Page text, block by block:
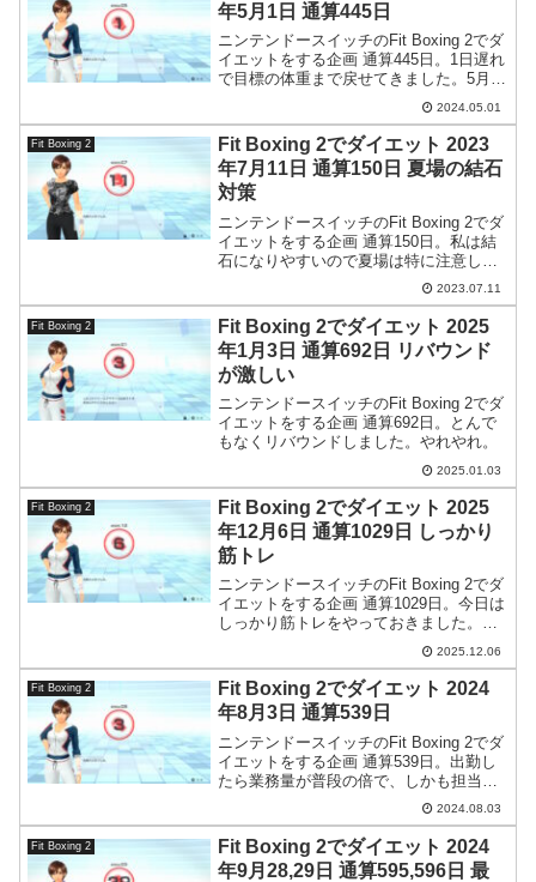
年5月1日 通算445日
ニンテンドースイッチのFit Boxing 2でダ
イエットをする企画 通算445日。1日遅れ
で目標の体重まで戻せてきました。5月は
このまま順調に進めたいものです。2024.05.01
Fit Boxing 2
Fit Boxing 2でダイエット 2023
年7月11日 通算150日 夏場の結石
対策
ニンテンドースイッチのFit Boxing 2でダ
イエットをする企画 通算150日。私は結
石になりやすいので夏場は特に注意して
2023.07.11
Fit Boxing 2
Fit Boxing 2でダイエット 2025
年1月3日 通算692日 リバウンド
が激しい
ニンテンドースイッチのFit Boxing 2でダ
イエットをする企画 通算692日。とんで
もなくリバウンドしました。やれやれ。
2025.01.03
Fit Boxing 2
Fit Boxing 2でダイエット 2025
年12月6日 通算1029日 しっかり
筋トレ
ニンテンドースイッチのFit Boxing 2でダ
イエットをする企画 通算1029日。今日は
しっかり筋トレをやっておきました。フ
ィットボクシングもやっています。2025.12.06
Fit Boxing 2
Fit Boxing 2でダイエット 2024
年8月3日 通算539日
ニンテンドースイッチのFit Boxing 2でダ
イエットをする企画 通算539日。出勤し
たら業務量が普段の倍で、しかも担当が
変更になっていたという真夏のミステリ
2024.08.03
Fit Boxing 2
Fit Boxing 2でダイエット 2024
年9月28,29日 通算595,596日 最